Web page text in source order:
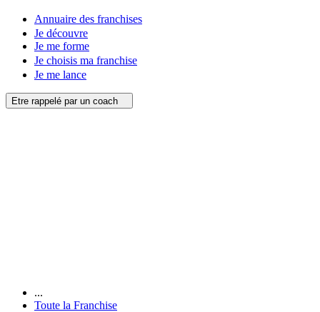
Annuaire des franchises
Je découvre
Je me forme
Je choisis ma franchise
Je me lance
Etre rappelé par un coach
...
Toute la Franchise